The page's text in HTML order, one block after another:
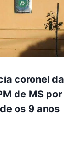
coronel da
de MS por
os 9 anos